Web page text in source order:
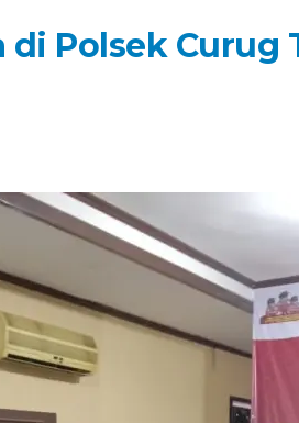
di Polsek Curug